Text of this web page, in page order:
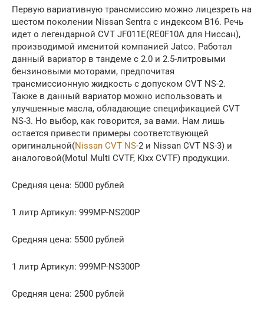
Первую вариативную трансмиссию можно лицезреть на
шестом поколении Nissan Sentra с индексом B16. Речь
идет о легендарной CVT JF011E(RE0F10A для Ниссан),
производимой именитой компанией Jatco. Работал
данный вариатор в тандеме с 2.0 и 2.5-литровыми
бензиновыми моторами, предпочитая
трансмиссионную жидкость с допуском CVT NS-2.
Также в данный вариатор можно использовать и
улучшенные масла, обладающие спецификацией CVT
NS-3. Но выбор, как говорится, за вами. Нам лишь
остается привести примеры соответствующей
оригинальной(Nissan CVT NS-2 и Nissan CVT NS-3) и
аналоговой(Motul Multi CVTF, Kixx CVTF) продукции.
Средняя цена: 5000 рублей
1 литр Артикул: 999MP-NS200P
Средняя цена: 5500 рублей
1 литр Артикул: 999MP-NS300P
Средняя цена: 2500 рублей